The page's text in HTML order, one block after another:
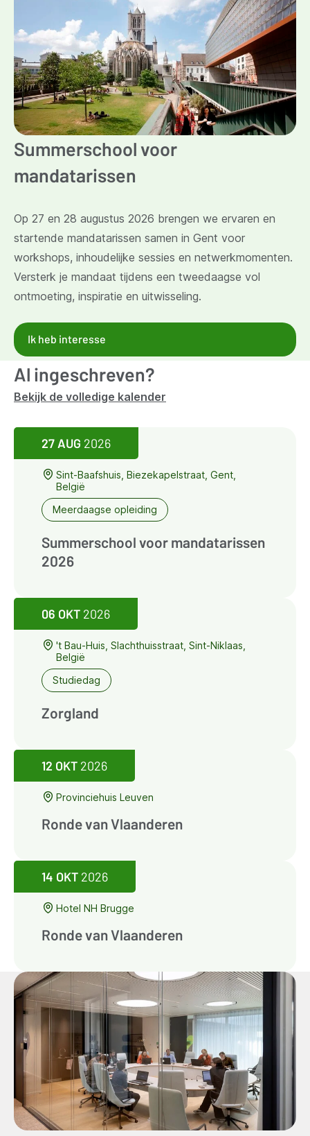
Summerschool voor
mandatarissen
Op 27 en 28 augustus 2026 brengen we ervaren en
startende mandatarissen samen in Gent voor
workshops, inhoudelijke sessies en netwerkmomenten.
Versterk je mandaat tijdens een tweedaagse vol
ontmoeting, inspiratie en uitwisseling.
Ik heb interesse
Al ingeschreven?
Bekijk de volledige kalender
27 AUG 2026
Sint-Baafshuis, Biezekapelstraat, Gent,
België
Meerdaagse opleiding
Summerschool voor mandatarissen
2026
06 OKT 2026
't Bau-Huis, Slachthuisstraat, Sint-Niklaas,
België
Studiedag
Zorgland
12 OKT 2026
Provinciehuis Leuven
Ronde van Vlaanderen
14 OKT 2026
Hotel NH Brugge
Ronde van Vlaanderen